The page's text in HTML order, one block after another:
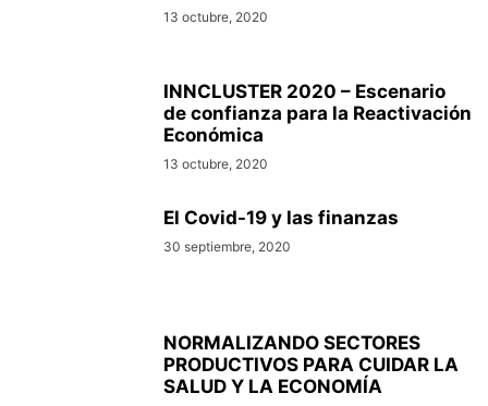
13 octubre, 2020
INNCLUSTER 2020 – Escenario
de confianza para la Reactivación
Económica
13 octubre, 2020
El Covid-19 y las finanzas
30 septiembre, 2020
NORMALIZANDO SECTORES
PRODUCTIVOS PARA CUIDAR LA
SALUD Y LA ECONOMÍA